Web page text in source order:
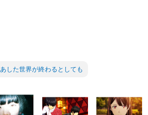
あした世界が終わるとしても